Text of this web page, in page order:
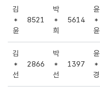
김
*
윤
8521
박
*
희
5614
윤
*
윤
김
*
선
2866
박
*
선
1397
윤
*
경